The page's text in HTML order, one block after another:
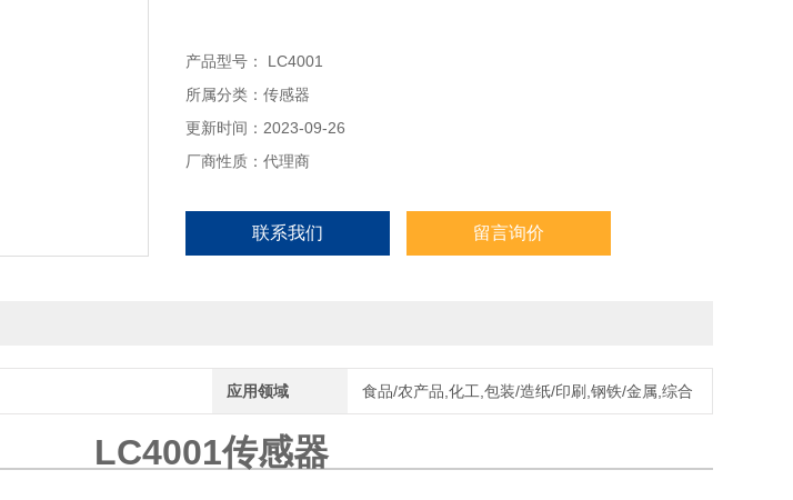
产品型号： LC4001
所属分类：传感器
更新时间：2023-09-26
厂商性质：代理商
联系我们 留言询价
应用领域 食品/农产品,化工,包装/造纸/印刷,钢铁/金属,综合
LC4001传感器